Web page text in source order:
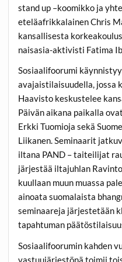
stand up –koomikko ja
eteläafrikkalainenChris
kansallisesta
naisasia-aktivisti Fatima
Sosiaalifoorumi
avajaistilaisuudella, jossa
Haavisto keskustelee
Päivän aikana paikalla
Erkki Tuomioja sekä
Liikanen. Seminaarit
iltana PAND – taiteilijat
järjestää iltajuhlan
kuullaan muun muassa
ainoata suomalaista
seminaareja järjestetään
tapahtuman
Sosiaalifoorumin kahden
vastuujärjestönä toimii